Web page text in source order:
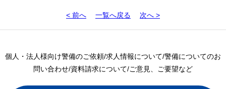
< 前へ 一覧へ戻る 次へ >
個人・法人様向け警備のご依頼/求人情報について/警備についてのお
問い合わせ/資料請求について/ご意見、ご要望など